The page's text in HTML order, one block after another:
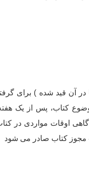
آن قید شده ) برای
اوقات مواردی در
مجوز کتاب صادر می شود